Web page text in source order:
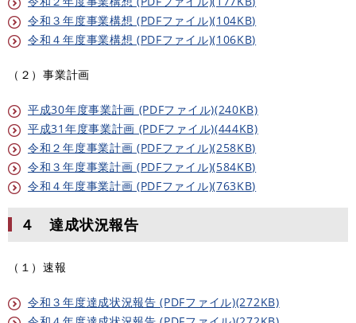
令和３年度事業構想 (PDFファイル)(104KB)
令和４年度事業構想 (PDFファイル)(106KB)
（２）事業計画
平成30年度事業計画 (PDFファイル)(240KB)
平成31年度事業計画 (PDFファイル)(444KB)
令和２年度事業計画 (PDFファイル)(258KB)
令和３年度事業計画 (PDFファイル)(584KB)
令和４年度事業計画 (PDFファイル)(763KB)
４ 達成状況報告
（１）速報
令和３年度達成状況報告 (PDFファイル)(272KB)